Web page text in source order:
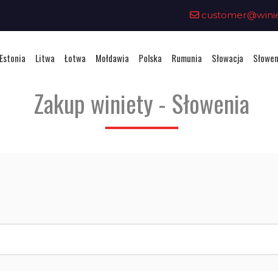
Estonia Litwa Łotwa Mołdawia Polska Rumunia Słowacja
Zakup winiety - Słowenia